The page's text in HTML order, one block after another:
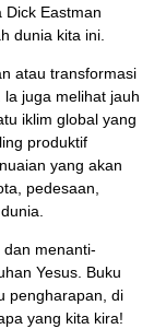
Dick Eastman
dunia kita ini.
atau transformasi
juga melihat jauh
iklim global yang
produktif
yang akan
pedesaan,
menanti-
Yesus. Buku
pengharapan, di
yang kita kira!